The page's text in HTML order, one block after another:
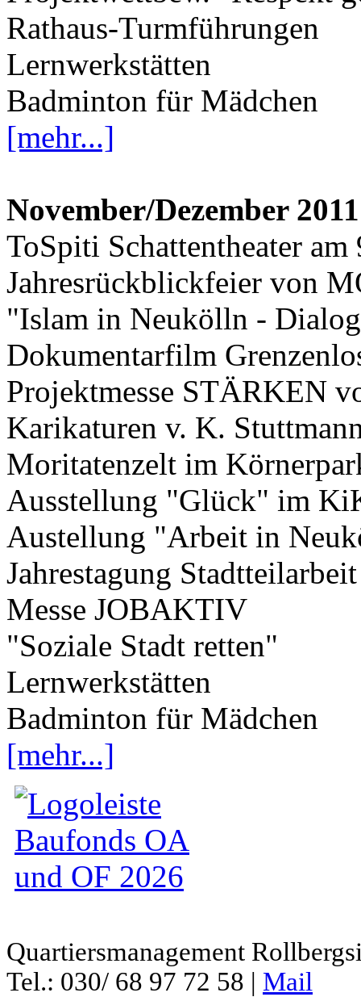
Rathaus-Turmführungen
Lernwerkstätten
Badminton für Mädchen
[mehr...]
November/Dezember 2011
ToSpiti Schattentheater am
Jahresrückblickfeier von
"Islam in Neukölln -
Dokumentarfilm
Projektmesse STÄRKEN
Karikaturen v. K.
Moritatenzelt im
Ausstellung "Glück" im
Austellung "Arbeit in
Jahrestagung Stadtteilarbeit
Messe JOBAKTIV
"Soziale Stadt retten"
Lernwerkstätten
Badminton für Mädchen
[mehr...]
Quartiersmanagement
Tel.: 030/ 68 97 72 58 | Mail